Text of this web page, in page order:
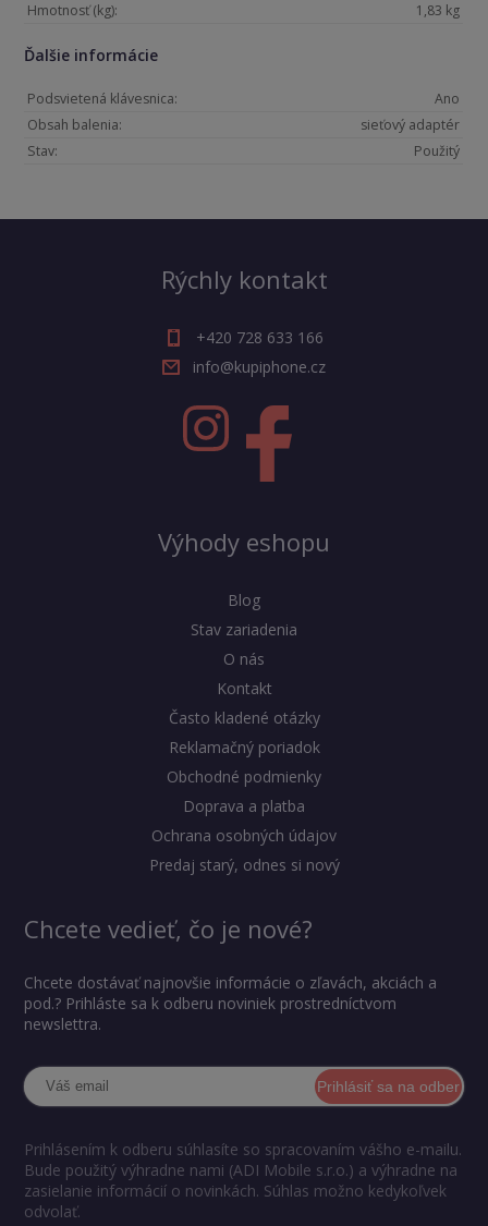
Hmotnosť (kg):
1,83 kg
Ďalšie informácie
Podsvietená klávesnica:
Ano
Obsah balenia:
sieťový adaptér
Stav:
Použitý
Rýchly kontakt
+420 728 633 166
info@kupiphone.cz
Výhody eshopu
Blog
Stav zariadenia
O nás
Kontakt
Často kladené otázky
Reklamačný poriadok
Obchodné podmienky
Doprava a platba
Ochrana osobných údajov
Predaj starý, odnes si nový
Chcete vedieť, čo je nové?
Chcete dostávať najnovšie informácie o zľavách, akciách a
pod.? Prihláste sa k odberu noviniek prostredníctvom
newslettra.
Prihlásiť sa na odber
Prihlásením k odberu súhlasíte so spracovaním vášho e-mailu.
Bude použitý výhradne nami (ADI Mobile s.r.o.) a výhradne na
zasielanie informácií o novinkách. Súhlas možno kedykoľvek
odvolať.